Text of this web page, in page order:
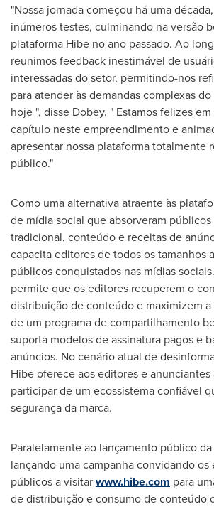
"Nossa jornada começou há uma
inúmeros testes, culminando na versão
plataforma Hibe no ano passado. Ao
reunimos feedback inestimável de
interessadas do setor, permitindo-nos
para atender às demandas complexas
hoje ", disse Dobey. " Estamos felizes
capítulo neste empreendimento e
apresentar nossa plataforma totalmente
público."
Como uma alternativa atraente às
de mídia social que absorveram
tradicional, conteúdo e receitas de
capacita editores de todos os tamanhos
públicos conquistados nas mídias
permite que os editores recuperem o
distribuição de conteúdo e maximizem
de um programa de compartilhamento
suporta modelos de assinatura pagos e
anúncios. No cenário atual de
Hibe oferece aos editores e
participar de um ecossistema confiável
segurança da marca.
Paralelamente ao lançamento público
lançando uma campanha convidando os
públicos a visitarwww.hibe.com para
de distribuição e consumo de conteúdo